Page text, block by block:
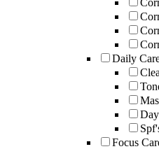
Daily
Focus